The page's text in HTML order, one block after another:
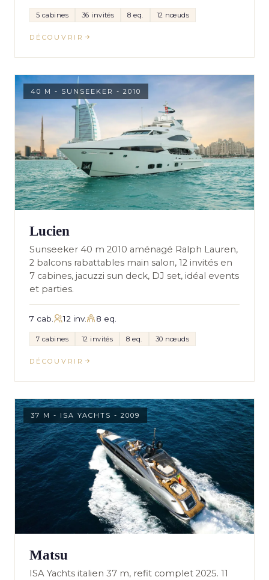
5 cabines 36 invités 8 eq. 12 nœuds
DÉCOUVRIR
40 M - SUNSEEKER - 2010
Lucien
Sunseeker 40 m 2010 aménagé Ralph Lauren,
2 balcons rabattables main salon, 12 invités en
7 cabines, jacuzzi sun deck, DJ set, idéal events
et parties.
7 cab. 12 inv. 8 eq.
7 cabines 12 invités 8 eq. 30 nœuds
DÉCOUVRIR
37 M - ISA YACHTS - 2009
Matsu
ISA Yachts italien 37 m, refit complet 2025. 11